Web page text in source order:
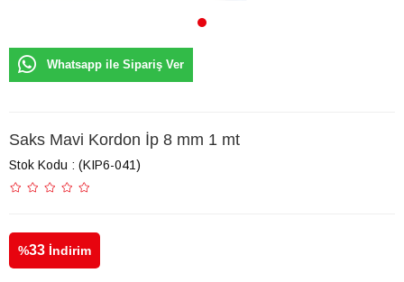
Whatsapp ile Sipariş Ver
Saks Mavi Kordon İp 8 mm 1 mt
Stok Kodu (KIP6-041)
%33 İndirim